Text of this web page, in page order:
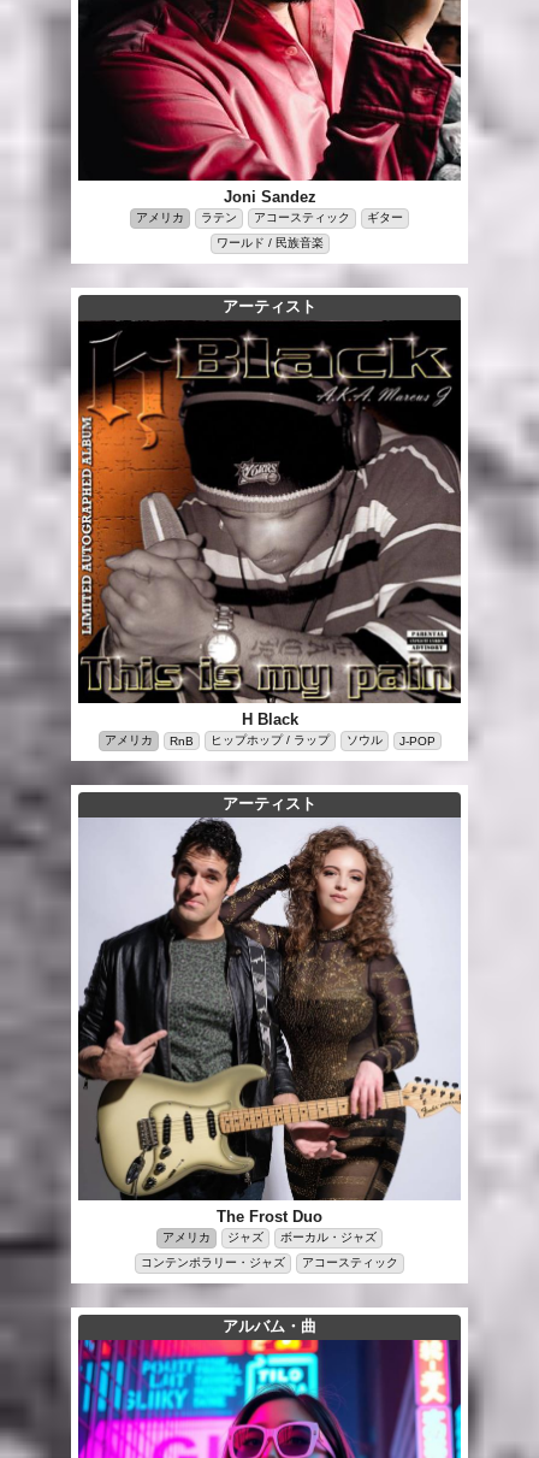
Joni Sandez
アメリカ ラテン アコースティック
ギター
ワールド / 民族音楽
アーティスト
H Black
アメリカ RnB ヒップホップ / ラップ ソウル J-POP
アーティスト
The Frost Duo
アメリカ ジャズ
ボーカル・ジャズ
コンテンポラリー・ジャズ
アコースティック
アルバム・曲